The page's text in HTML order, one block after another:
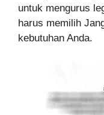
untuk mengurus
harus memilih
kebutuhan Anda.